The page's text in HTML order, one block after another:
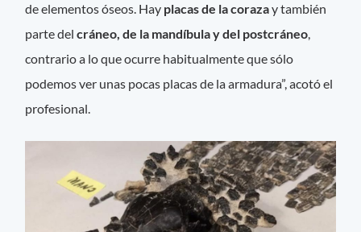
de elementos óseos. Hay placas de la corazay también
parte delcráneo, de la mandíbula y del postcráneo,
contrario a lo que ocurre habitualmente que sólo
podemos ver unas pocas placas de la armadura”, acotó el
profesional.